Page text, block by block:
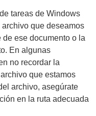
tareas de Windows
que deseamos
de ese documento o la
En algunas
no recordar la
que estamos
archivo, asegúrate
en la ruta adecuada